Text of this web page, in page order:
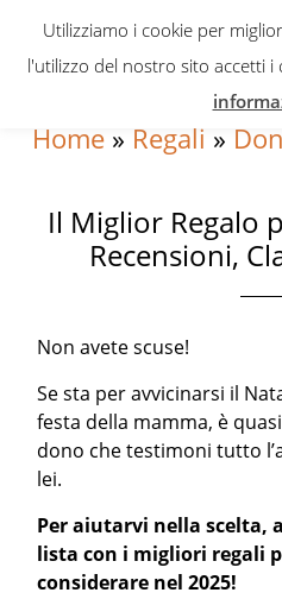
Skip
navigation
Skip
Skip
sidebar
Home » Regali »
Il Miglior Regalo
Recensioni,
Non avete scuse!
Se sta per avvicinarsi il
festa della mamma, è
dono che testimoni tutto
lei.
Per aiutarvi nella scelta,
lista con i migliori regali
considerare nel 2025!
Utilizziamo i cookie per
l'utilizzo del nostro sito accetti i